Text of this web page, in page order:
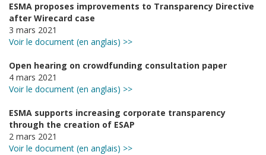
ESMA proposes improvements to Transparency Directive
after Wirecard case
3 mars 2021
Voir le document (en anglais) >>
Open hearing on crowdfunding consultation paper
4 mars 2021
Voir le document (en anglais) >>
ESMA supports increasing corporate transparency
through the creation of ESAP
2 mars 2021
Voir le document (en anglais) >>